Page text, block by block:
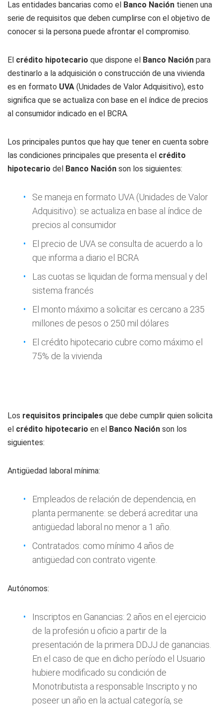
Las entidades bancarias como el Banco Nación tienen una
serie de requisitos que deben cumplirse con el objetivo de
conocer si la persona puede afrontar el compromiso.
El crédito hipotecario que dispone el Banco Nación para
destinarlo a la adquisición o construcción de una vivienda
es en formato UVA (Unidades de Valor Adquisitivo), esto
significa que se actualiza con base en el índice de precios
al consumidor indicado en el BCRA.
Los principales puntos que hay que tener en cuenta sobre
las condiciones principales que presenta el crédito
hipotecario del Banco Nación son los siguientes:
Se maneja en formato UVA (Unidades de Valor
Adquisitivo): se actualiza en base al índice de
precios al consumidor
El precio de UVA se consulta de acuerdo a lo
que informa a diario el BCRA
Las cuotas se liquidan de forma mensual y del
sistema francés
El monto máximo a solicitar es cercano a 235
millones de pesos o 250 mil dólares
El crédito hipotecario cubre como máximo el
75% de la vivienda
Los requisitos principales que debe cumplir quien solicita
el crédito hipotecario en el Banco Nación son los
siguientes:
Antigüedad laboral mínima:
Empleados de relación de dependencia, en
planta permanente: se deberá acreditar una
antigüedad laboral no menor a 1 año.
Contratados: como mínimo 4 años de
antigüedad con contrato vigente.
Autónomos:
Inscriptos en Ganancias: 2 años en el ejercicio
de la profesión u oficio a partir de la
presentación de la primera DDJJ de ganancias.
En el caso de que en dicho período el Usuario
hubiere modificado su condición de
Monotributista a responsable Inscripto y no
poseer un año en la actual categoría, se